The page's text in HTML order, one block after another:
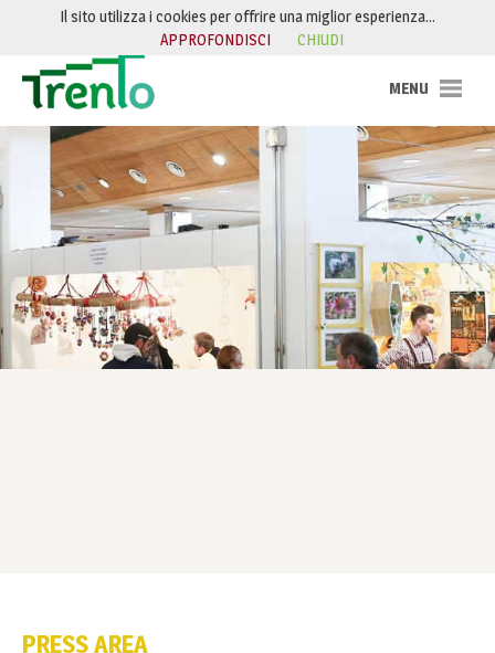
Salta al contenuto
PRESS AREA
Il sito utilizza i cookies per offrire una miglior esperienza…
APPROFONDISCI
CHIUDI